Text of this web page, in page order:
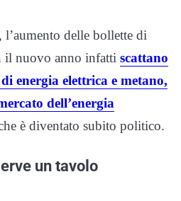
l’aumento delle bollette di
il nuovo anno infatti scattano
energia elettrica e metano,
dell’energia
è diventato subito politico.
un tavolo